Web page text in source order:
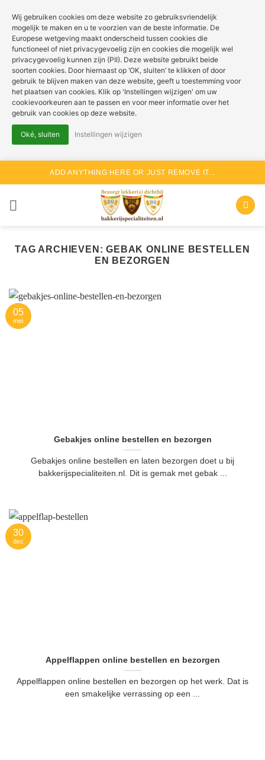
naar
ADD ANYTHING HERE OR JUST REMOVE IT...
TAG ARCHIEVEN:GEBAK ONLINE BESTELLEN
EN BEZORGEN
Gebakjes online bestellen en bezorgen
Gebakjes online bestellen en laten bezorgen doet u bij
bakkerijspecialiteiten.nl. Dit is gemak met gebak ...
05
mei
Appelflappen online bestellen en bezorgen
Appelflappen online bestellen en bezorgen op het werk. Dat is
een smakelijke verrassing op een ...
30
dec
Wij gebruiken cookies om deze website zo gebruiksvriendelijk
mogelijk te maken en u te voorzien van de beste informatie. De
Europese wetgeving maakt onderscheid tussen cookies die
functioneel of niet privacygevoelig zijn en cookies die mogelijk wel
privacygevoelig kunnen zijn (PII). Deze website gebruikt beide
soorten cookies. Door hiernaast op ‘OK, sluiten’ te klikken of door
gebruik te blijven maken van deze website, geeft u toestemming voor
het plaatsen van cookies. Klik op 'Instellingen wijzigen' om uw
cookievoorkeuren aan te passen en voor meer informatie over het
gebruik van cookies op deze website.
Oké, sluiten Instellingen wijzigen